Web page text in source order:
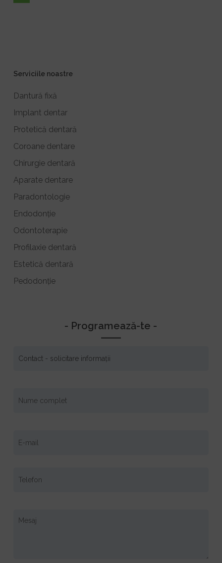
Serviciile noastre
Dantură fixă
Implant dentar
Protetică dentară
Coroane dentare
Chirurgie dentară
Aparate dentare
Paradontologie
Endodonție
Odontoterapie
Profilaxie dentară
Estetică dentară
Pedodonție
- Programează-te -